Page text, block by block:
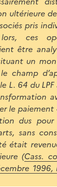
ultérieure
pris
ces
être
un
champ
L. 64 du
le
dus pour
sans
était
(Cass.
1996,